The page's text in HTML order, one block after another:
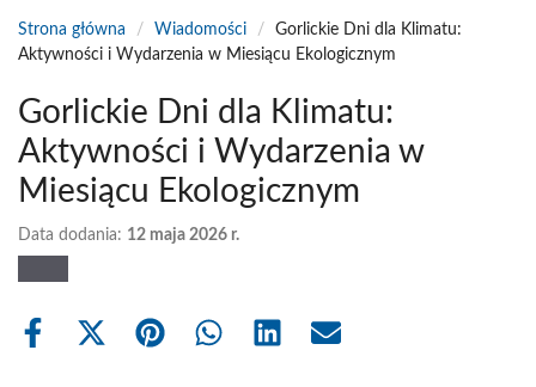
Strona główna / Wiadomości /
Gorlickie Dni dla Klimatu:
Aktywności i Wydarzenia w Miesiącu Ekologicznym
Gorlickie Dni dla Klimatu:
Aktywności i Wydarzenia w
Miesiącu Ekologicznym
Data dodania: 12 maja 2026 r.
Share
Share Share Share Share Share